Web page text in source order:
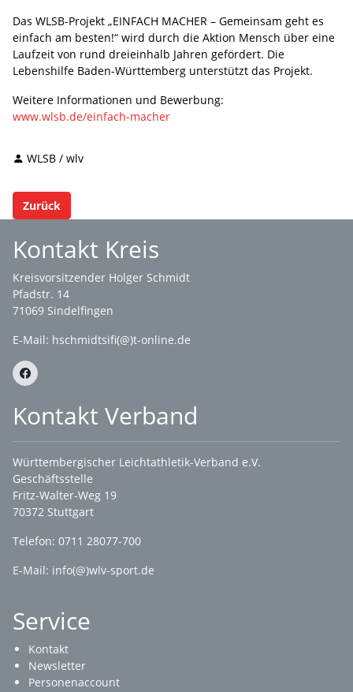
Das WLSB-Projekt „EINFACH MACHER – Gemeinsam geht es
einfach am besten!“ wird durch die Aktion Mensch über eine
Laufzeit von rund dreieinhalb Jahren gefördert. Die
Lebenshilfe Baden-Württemberg unterstützt das Projekt.
Weitere Informationen und Bewerbung:
www.wlsb.de/einfach-macher
WLSB / wlv
Zurück
Kontakt Kreis
Kreisvorsitzender Holger Schmidt
Pfadstr. 14
71069 Sindelfingen
E-Mail: hschmidtsifi(@)t-online.de
Kontakt Verband
Württembergischer Leichtathletik-Verband e.V.
Geschäftsstelle
Fritz-Walter-Weg 19
70372 Stuttgart
Telefon: 0711 28077-700
E-Mail: info(@)wlv-sport.de
Service
Kontakt
Newsletter
Personenaccount